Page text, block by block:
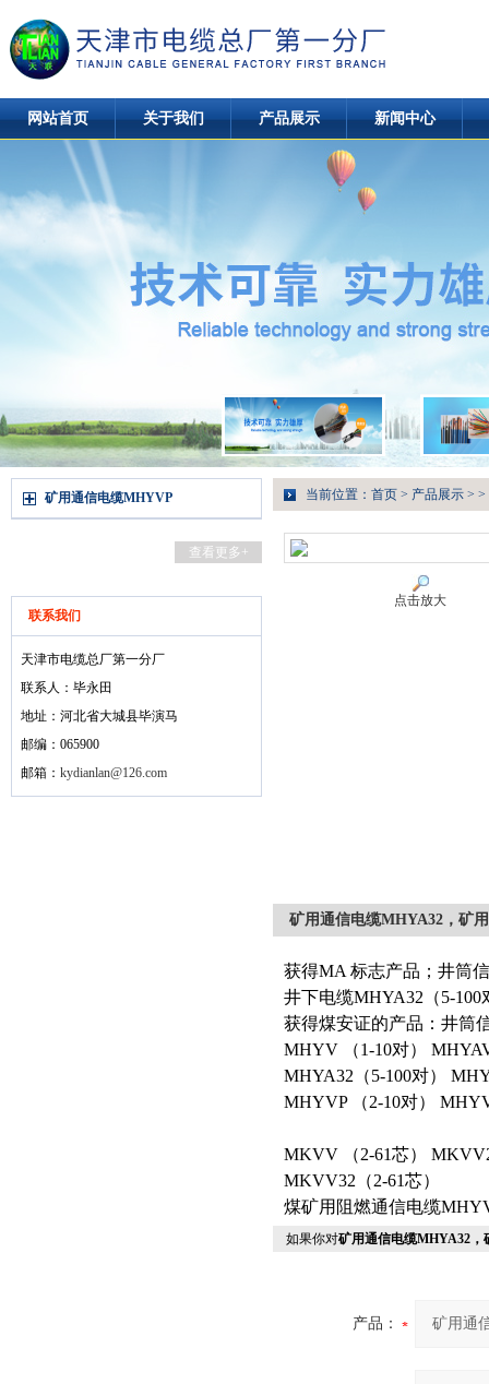
网站首页 关于我们 产品展示 新闻中心
矿用通信电缆MHYVP
查看更多+
联系我们
天津市电缆总厂第一分厂
联系人：毕永田
地址：河北省大城县毕演马
邮编：065900
邮箱： kydianlan@126.com
当前位置： 首页 > 产品展示 > >
点击放大
矿用通信电缆MHYA32，矿
获得MA 标志产品；井筒
井下电缆MHYA32（5-
获得煤安证的产品：井筒
MHYV （1-10对）
MHYA32（5-100对）
MHYVP （2-10对）
MKVV （2-61芯）
MKVV32（2-61芯）
煤矿用阻燃通信电缆
如果你对矿用通信电缆MHYA32
产品：